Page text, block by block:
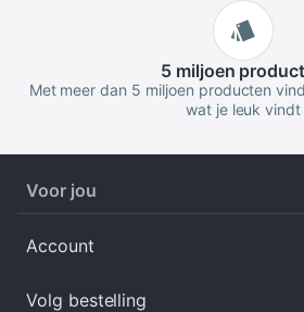
5 miljoen
Met meer dan 5 miljoen producten
wat je leuk vindt
Voor jou
Account
Volg bestelling